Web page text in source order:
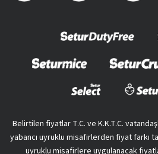
Belirtilen fiyatlar T.C. ve K.K.T.C.
yabancı uyruklu misafirlerden fiyat farkı
uyruklu misafirlere uygulanacak